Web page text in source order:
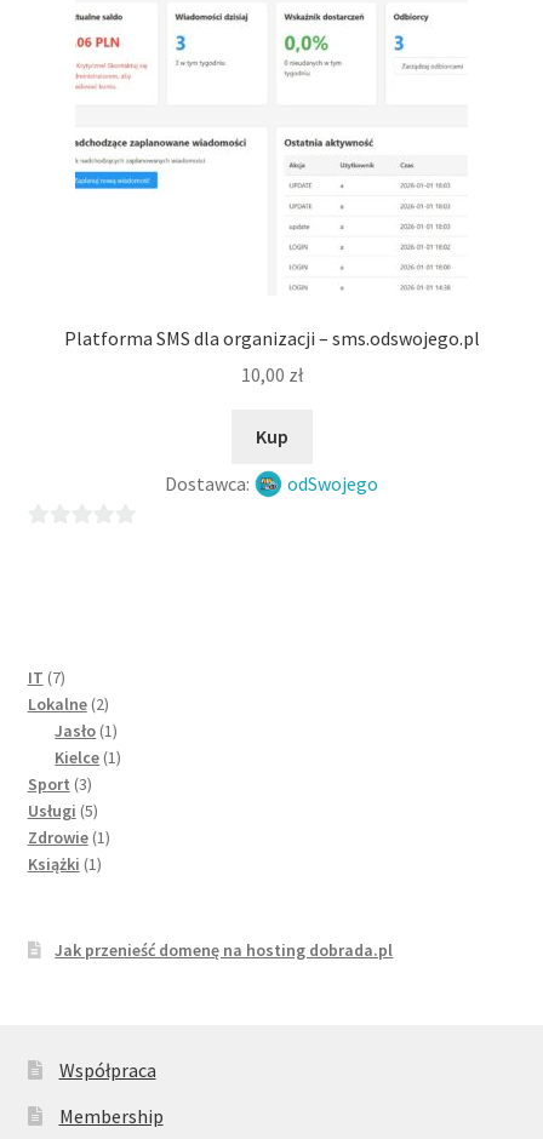
Platforma SMS dla organizacji – sms.odswojego.pl
10,00 zł
Kup
Dostawca:
odSwojego
IT 77
produktów
Lokalne 22
produkty
Jasło 11
produkt
Kielce 11
Sport 33
produkty
Usługi 55
produktów
Zdrowie 11
Książki 11
Jak przenieść domenę na hosting dobrada.pl
Współpraca
Membership